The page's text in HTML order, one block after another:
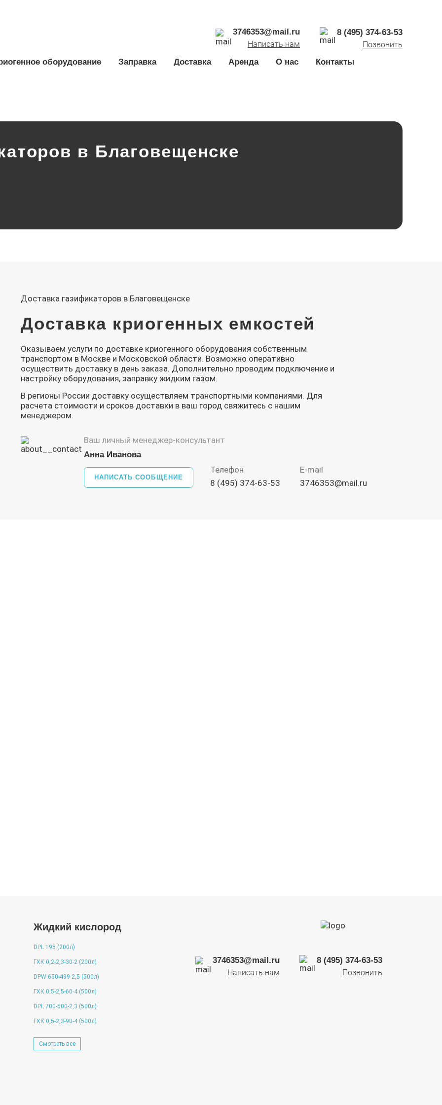
3746353@mail.ru
Написать нам
8 (495) 374-63-53
Позвонить
оборудование Заправка Доставка Аренда О нас Контакты
в Благовещенске
Доставка газификаторов в Благовещенске
Доставка криогенных емкостей
Оказываем услуги по доставке криогенного оборудования собственным
транспортом в Москве и Московской области. Возможно оперативно
осуществить доставку в день заказа. Дополнительно проводим подключение и
настройку оборудования, заправку жидким газом.
В регионы России доставку осуществляем транспортными компаниями. Для
расчета стоимости и сроков доставки в ваш город свяжитесь с нашим
менеджером.
Ваш личный менеджер-консультант
Анна Иванова
НАПИСАТЬ СООБЩЕНИЕ
Телефон
8 (495) 374-63-53
E-mail
3746353@mail.ru
Жидкий кислород
DPL 195 (200л)
ГХК 0,2-2,3-30-2 (200л)
DPW 650-499 2,5 (500л)
ГХК 0,5-2,5-60-4 (500л)
DPL 700-500-2,3 (500л)
ГХК 0,5-2,3-90-4 (500л)
Смотреть все
3746353@mail.ru
Написать нам
8 (495) 374-63-53
Позвонить